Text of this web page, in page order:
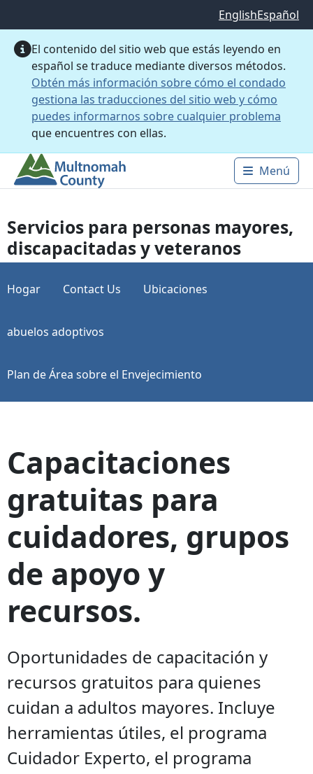
EnglishEspañol
El contenido del sitio web que estás leyendo en
español se traduce mediante diversos métodos.
Obtén más información sobre cómo el condado
gestiona las traducciones del sitio web y cómo
puedes informarnos sobre cualquier problema
que encuentres con ellas.
Main
Menú
Servicios para personas mayores,
discapacitadas y veteranos
Hogar Contact Us Ubicaciones
abuelos adoptivos
Plan de Área sobre el Envejecimiento
Capacitaciones
gratuitas para
cuidadores, grupos
de apoyo y
recursos.
Oportunidades de capacitación y
recursos gratuitos para quienes
cuidan a adultos mayores. Incluye
herramientas útiles, el programa
Cuidador Experto, el programa